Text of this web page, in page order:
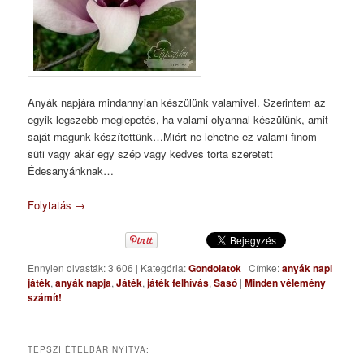
Anyák napjára mindannyian készülünk valamivel. Szerintem az
egyik legszebb meglepetés, ha valami olyannal készülünk, amit
saját magunk készítettünk…Miért ne lehetne ez valami finom
süti vagy akár egy szép vagy kedves torta szeretett
Édesanyánknak…
Folytatás →
Ennyien olvasták: 3 606 | Kategória:Gondolatok |Címke:anyák napi
játék,anyák napja,Játék,játék felhívás,Sasó |Minden vélemény
számít!
TEPSZI ÉTELBÁR NYITVA: